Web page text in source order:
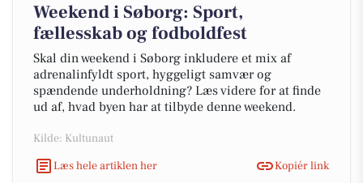
Weekend i Søborg: Sport,
fællesskab og fodboldfest
Skal din weekend i Søborg inkludere et mix af
adrenalinfyldt sport, hyggeligt samvær og
spændende underholdning? Læs videre for at finde
ud af, hvad byen har at tilbyde denne weekend.
Kilde: Kultunaut
Læs hele artiklen her
Kopiér link